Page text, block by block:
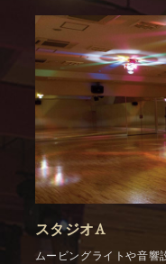
スタジオA
ムービングライトや音響